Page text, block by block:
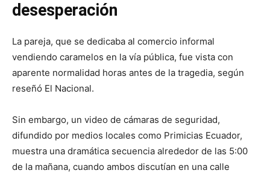
desesperación
La pareja, que se dedicaba al comercio informal
vendiendo caramelos en la vía pública, fue vista con
aparente normalidad horas antes de la tragedia, según
reseñó El Nacional.
Sin embargo, un video de cámaras de seguridad,
difundido por medios locales como Primicias Ecuador,
muestra una dramática secuencia alrededor de las 5:00
de la mañana, cuando ambos discutían en una calle